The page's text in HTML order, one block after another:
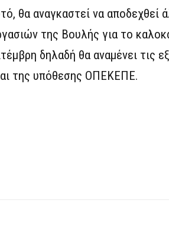
θα αναγκαστεί να αποδεχθεί
της Βουλής για το
δηλαδή θα αναμένει τις
της υπόθεσης ΟΠΕΚΕΠΕ.